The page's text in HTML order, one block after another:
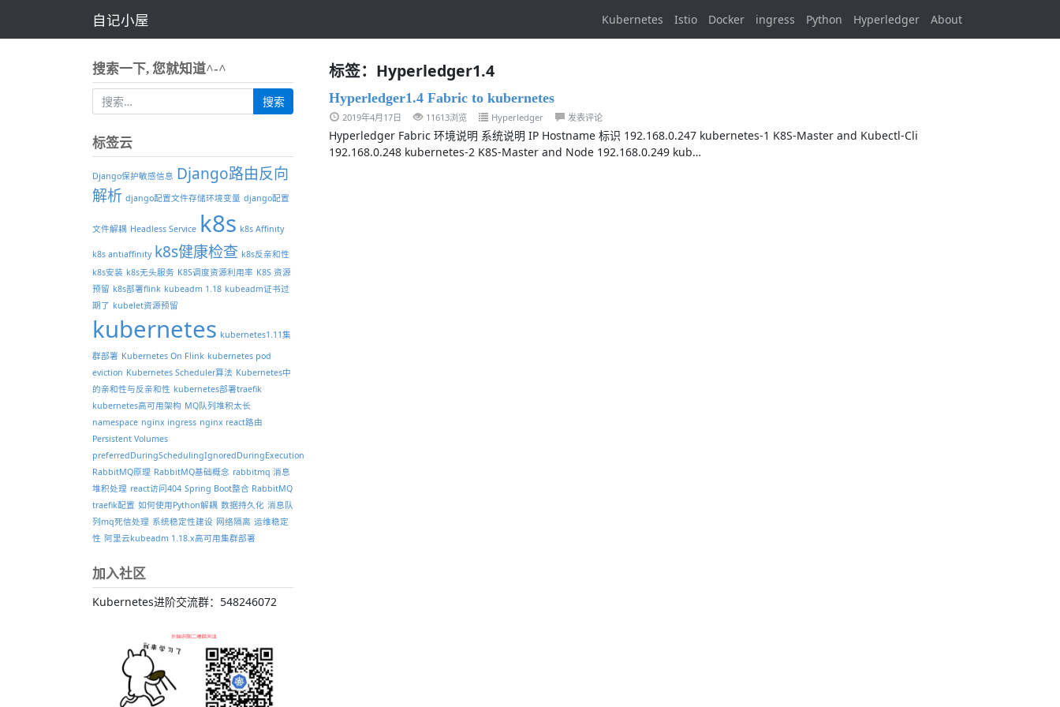
自记小屋 Kubernetes Istio Docker ingress Python Hyperledger About
标签：Hyperledger1.4
Hyperledger1.4 Fabric to kubernetes
2019年4月17日 11613浏览 Hyperledger 发表评论
Hyperledger Fabric 环境说明 系统说明 IP Hostname 标识 192.168.0.247 kubernetes-1 K8S-Master and Kubectl-Cli
192.168.0.248 kubernetes-2 K8S-Master and Node 192.168.0.249 kub…
搜索一下, 您就知道^-^
标签云
Django保护敏感信息 Django路由反向
解析 django配置文件存储环境变量 django配置
文件解耦 Headless Service k8s k8s Affinity
k8s antiaffinity k8s健康检查 k8s反亲和性
k8s安装 k8s无头服务 K8S调度资源利用率 K8S 资源
预留 k8s部署flink kubeadm 1.18 kubeadm证书过
期了 kubelet资源预留
kubernetes kubernetes1.11集
群部署 Kubernetes On Flink kubernetes pod
eviction Kubernetes Scheduler算法 Kubernetes中
的亲和性与反亲和性 kubernetes部署traefik
kubernetes高可用架构 MQ队列堆积太长
namespace nginx ingress nginx react路由
Persistent Volumes
preferredDuringSchedulingIgnoredDuringExecution
RabbitMQ原理 RabbitMQ基础概念 rabbitmq 消息
堆积处理 react访问404 Spring Boot整合 RabbitMQ
traefik配置 如何使用Python解耦 数据持久化 消息队
列mq死信处理 系统稳定性建设 网络隔离 运维稳定
性 阿里云kubeadm 1.18.x高可用集群部署
加入社区
Kubernetes进阶交流群：548246072